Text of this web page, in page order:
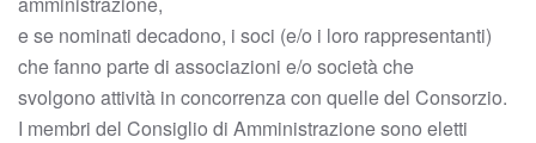
e se nominati decadono, i soci (e/o i loro rappresentanti)
che fanno parte di associazioni e/o società che
svolgono attività in concorrenza con quelle del Consorzio.
I membri del Consiglio di Amministrazione sono eletti